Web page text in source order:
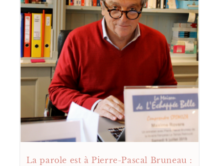
La parole est à Pierre-Pascal Bruneau :